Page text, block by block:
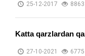
25-12-2017 8863
​Katta qarzlardan
27-10-2021 6775